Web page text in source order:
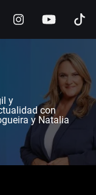
y
con
y Natalia